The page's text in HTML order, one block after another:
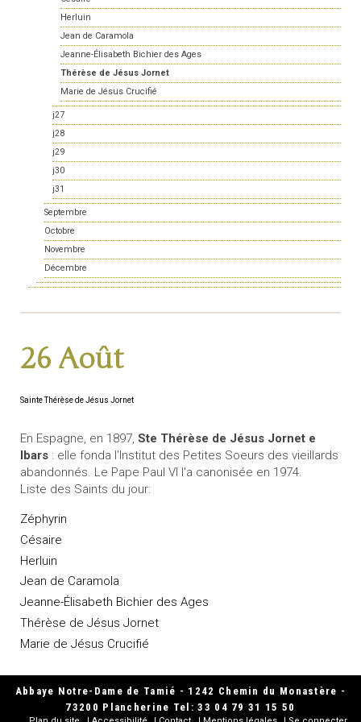
Herluin
Jean de Caramola
Jeanne-Élisabeth Bichier des Ages
Thérèse de Jésus Jornet
Marie de Jésus Crucifié
j27
j28
j29
j30
j31
Septembre
Octobre
Novembre
Décembre
26 Août
Sainte Thérèse de Jésus Jornet
En Espagne, en 1897, Ste Thérèse de Jésus Jornet e
Ibars : elle fonda l'Institut des Petites Soeurs des vieillards
abandonnés. Le Pape Paul VI l'a canonisée en 1974.
Liste des Saints du jour:
Zéphyrin
Césaire
Herluin
Jean de Caramola
Jeanne-Élisabeth Bichier des Ages
Thérèse de Jésus Jornet
Marie de Jésus Crucifié
Abbaye Notre-Dame de Tamié - 1242 Chemin du Monastère -
73200 Plancherine Tel: 33 04 79 31 15 50